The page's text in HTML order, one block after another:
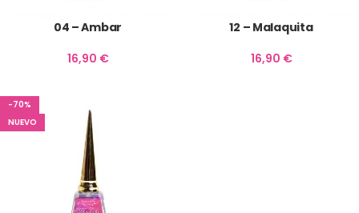
04 – Ambar
16,90 €
12 – Malaquita
16,90 €
-70%
NUEVO